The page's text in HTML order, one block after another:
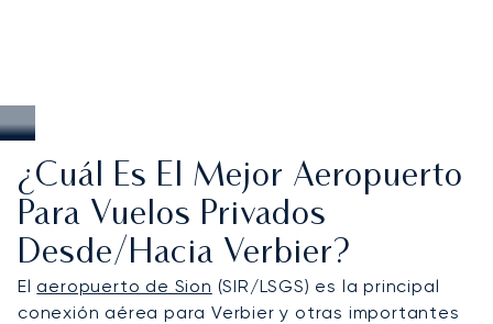
¿Cuál Es El Mejor Aeropuerto
Para Vuelos Privados
Desde/hacia Verbier?
El aeropuerto de Sion (SIR/LSGS) es la principal
conexión aérea para Verbier y otras importantes